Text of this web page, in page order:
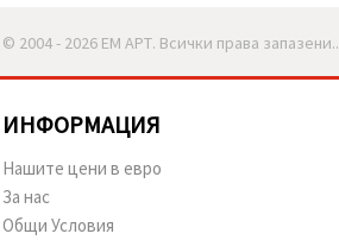
© 2004 - 2026 ЕМ АРТ. Всички права запазени..
ИНФОРМАЦИЯ
Нашите цени в евро
За нас
Общи Условия